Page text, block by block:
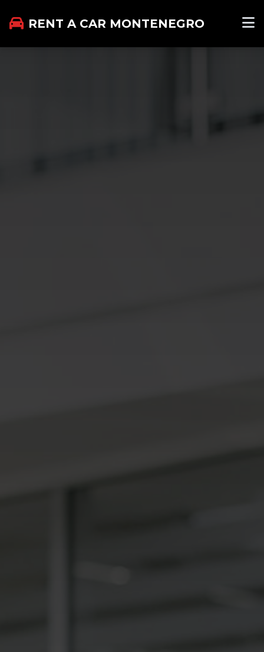
RENT A CAR MONTENEGRO